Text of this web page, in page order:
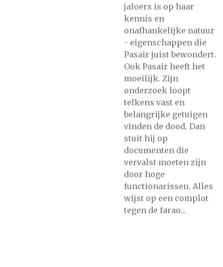
jaloers is op haar
kennis en
onafhankelijke natuur
- eigenschappen die
Pasair juist bewondert.
Ook Pasair heeft het
moeilijk. Zijn
onderzoek loopt
telkens vast en
belangrijke getuigen
vinden de dood. Dan
stuit hij op
documenten die
vervalst moeten zijn
door hoge
functionarissen. Alles
wijst op een complot
tegen de farao...